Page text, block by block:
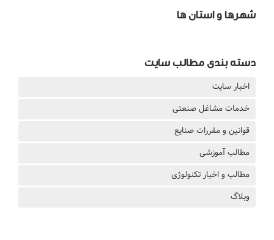
شهرها و استان ها
دسته بندی مطالب سایت
اخبار سایت
خدمات مشاغل صنعتی
قوانین و مقررات صنایع
مطالب آموزشی
مطالب و اخبار تکنولوژی
وبلاگ